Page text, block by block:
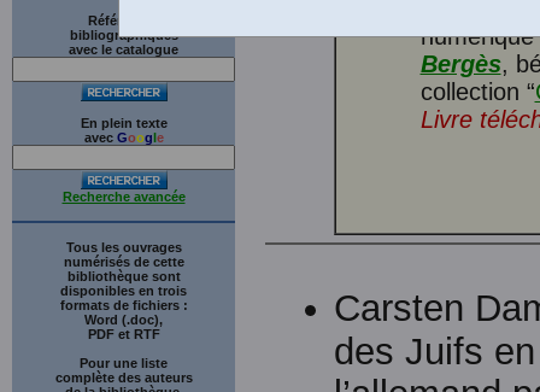
Références
bibliographiques
avec le catalogue
En plein texte
avec Google
Recherche avancée
Tous les ouvrages
numérisés de cette
bibliothèque sont
disponibles en trois
formats de fichiers :
Word (.doc),
PDF et RTF
Pour une liste
complète des auteurs
Bergès,
collection “
Livre
Carsten
des Juifs